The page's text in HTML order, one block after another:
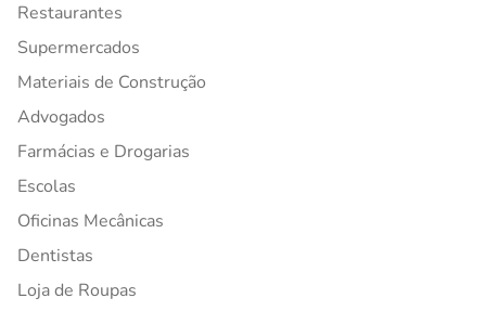
Restaurantes
Supermercados
Materiais de Construção
Advogados
Farmácias e Drogarias
Escolas
Oficinas Mecânicas
Dentistas
Loja de Roupas